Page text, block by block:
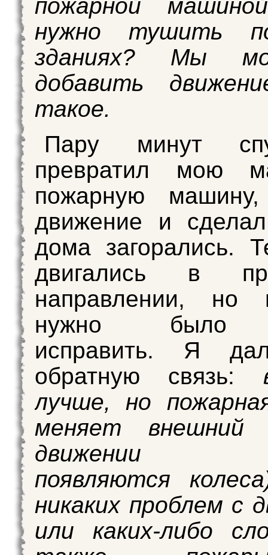
пожарной
нужно тушить
зданиях? Мы
добавить
такое.
Пару минут
превратил мою
пожарную
движение и
дома загорались.
двигались в
направлении,
нужно было
исправить. Я
обратную связь:
лучше, но
меняет внешний
движении
появляются
никаких проблем с
или каких-либо